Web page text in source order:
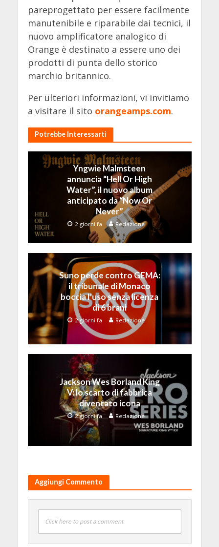
pareprogettato per essere facilmente
manutenibile e riparabile dai tecnici, il
nuovo amplificatore analogico di
Orange è destinato a essere uno dei
prodotti di punta dello storico
marchio britannico.
Per ulteriori informazioni, vi invitiamo
a visitare il sito orangeamps.com.
Potrebbe Interessarti
Yngwie Malmsteen
annuncia “Hell Or High
Water”, il nuovo album
anticipato da “Now Or
Never”
2 giorni fa Redazione
Suno perde contro GEMA:
il tribunale di Monaco
boccia l’uso senza licenza
di 6 brani
2 giorni fa Redazione
Jackson Wes Borland King
V: lo scarto di fabbrica
diventato icona
2 giorni fa Redazione
Aggiungi Commento
Click here to post a comment